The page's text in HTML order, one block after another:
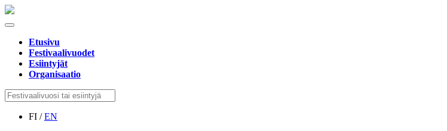
Etusivu
Festivaalivuodet
Esiintyjät
Organisaatio
FI /EN